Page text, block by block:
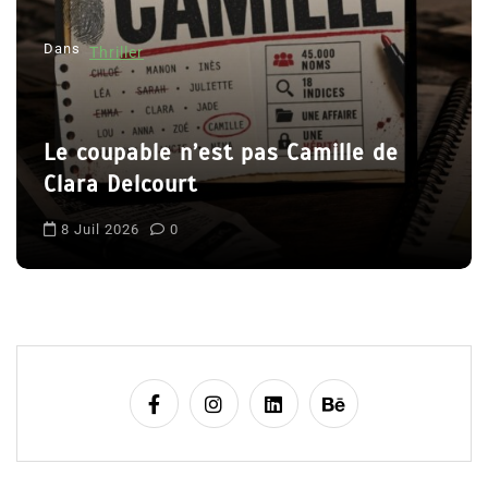
e
Dans Thriller
Le coupable n’est pas Camille de
Clara Delcourt
8 Juil 2026 0